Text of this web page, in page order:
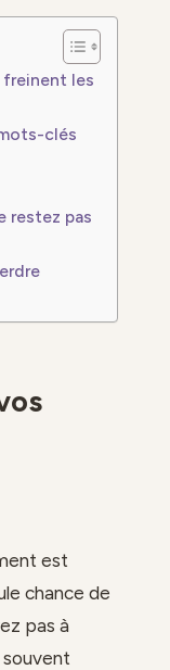
freinent les
clés
restez pas
est
chance de
pas à